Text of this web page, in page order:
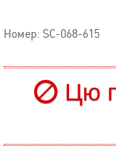
Номер: SC-068-615
Цю